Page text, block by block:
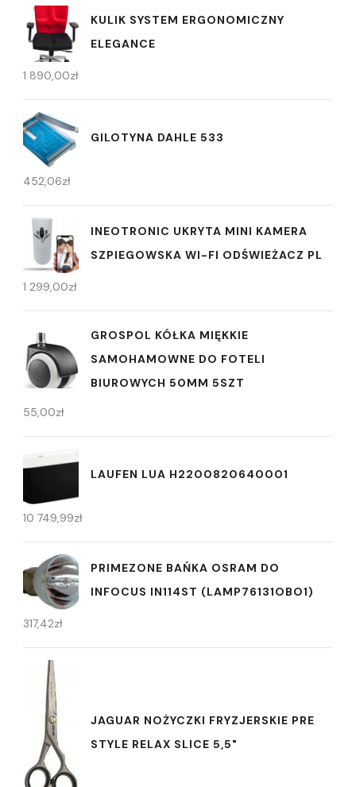
KULIK SYSTEM ERGONOMICZNY
ELEGANCE
1 890,00zł
GILOTYNA DAHLE 533
452,06zł
INEOTRONIC UKRYTA MINI KAMERA
SZPIEGOWSKA WI-FI ODŚWIEŻACZ PL
1 299,00zł
GROSPOL KÓŁKA MIĘKKIE
SAMOHAMOWNE DO FOTELI
BIUROWYCH 50MM 5SZT
55,00zł
LAUFEN LUA H2200820640001
10 749,99zł
PRIMEZONE BAŃKA OSRAM DO
INFOCUS IN114ST (LAMP76131OBO1)
317,42zł
JAGUAR NOŻYCZKI FRYZJERSKIE PRE
STYLE RELAX SLICE 5,5"